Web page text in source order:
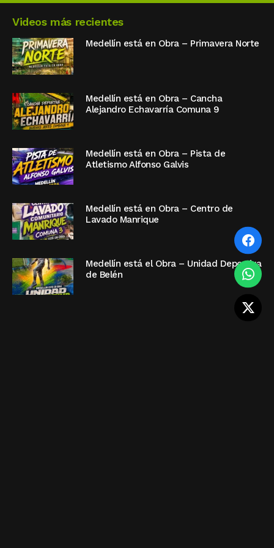
Videos más recientes
Medellín está en Obra – Primavera Norte
Medellín está en Obra – Cancha
Alejandro Echavarría Comuna 9
Medellín está en Obra – Pista de
Atletismo Alfonso Galvis
Medellín está en Obra – Centro de
Lavado Manrique
Medellín está el Obra – Unidad Deportiva
de Belén